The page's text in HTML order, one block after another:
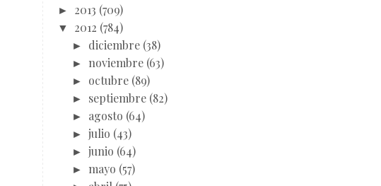
► 2013 (709)
▼ 2012 (784)
► diciembre (38)
► noviembre (63)
► octubre (89)
► septiembre (82)
► agosto (64)
► julio (43)
► junio (64)
► mayo (57)